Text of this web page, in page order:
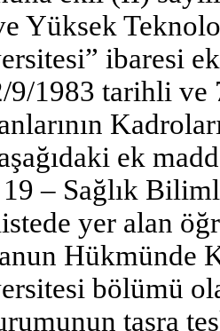
Yüksek
ibaresi
1983 tarihli ve
ek
– Sağlık
yer alan
Hükmünde
bölümü
taşra